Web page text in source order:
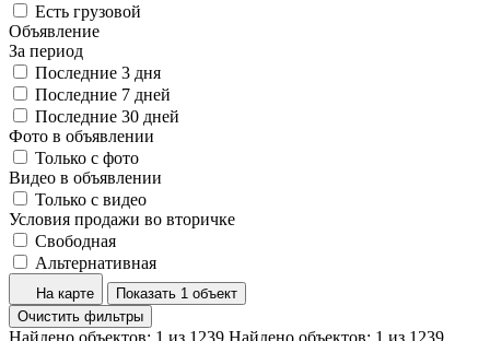
Есть грузовой
Объявление
За период
Последние 3 дня
Последние 7 дней
Последние 30 дней
Фото в объявлении
Только с фото
Видео в объявлении
Только с видео
Условия продажи во вторичке
Свободная
Альтернативная
На карте
Показать 1 объект
Очистить фильтры
Найдено объектов: 1 из 1239 Найдено объектов: 1 из 1239